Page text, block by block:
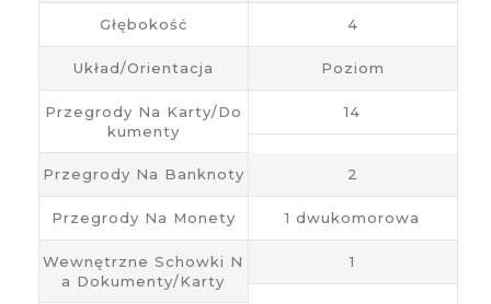
Głębokość 4
Układ/Orientacja Poziom
Przegrody Na Karty/do
Kumenty
14
Przegrody Na Banknoty 2
Przegrody Na Monety 1 dwukomorowa
Wewnętrzne Schowki N
A Dokumenty/karty
1